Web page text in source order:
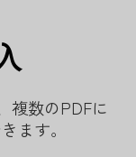
複数のPDFに
ます。